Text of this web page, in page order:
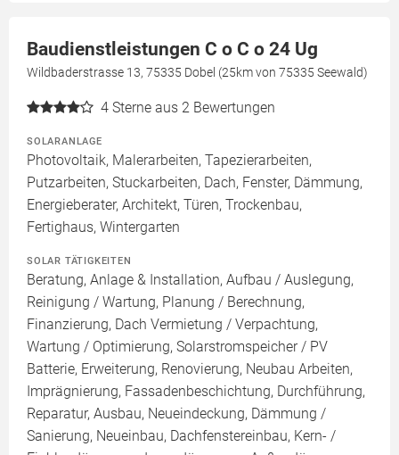
Baudienstleistungen C o C o 24 Ug
Wildbaderstrasse 13, 75335 Dobel (25km von 75335 Seewald)
4 Sterne aus 2 Bewertungen
SOLARANLAGE
Photovoltaik, Malerarbeiten, Tapezierarbeiten,
Putzarbeiten, Stuckarbeiten, Dach, Fenster, Dämmung,
Energieberater, Architekt, Türen, Trockenbau,
Fertighaus, Wintergarten
SOLAR TÄTIGKEITEN
Beratung, Anlage & Installation, Aufbau / Auslegung,
Reinigung / Wartung, Planung / Berechnung,
Finanzierung, Dach Vermietung / Verpachtung,
Wartung / Optimierung, Solarstromspeicher / PV
Batterie, Erweiterung, Renovierung, Neubau Arbeiten,
Imprägnierung, Fassadenbeschichtung, Durchführung,
Reparatur, Ausbau, Neueindeckung, Dämmung /
Sanierung, Neueinbau, Dachfenstereinbau, Kern- /